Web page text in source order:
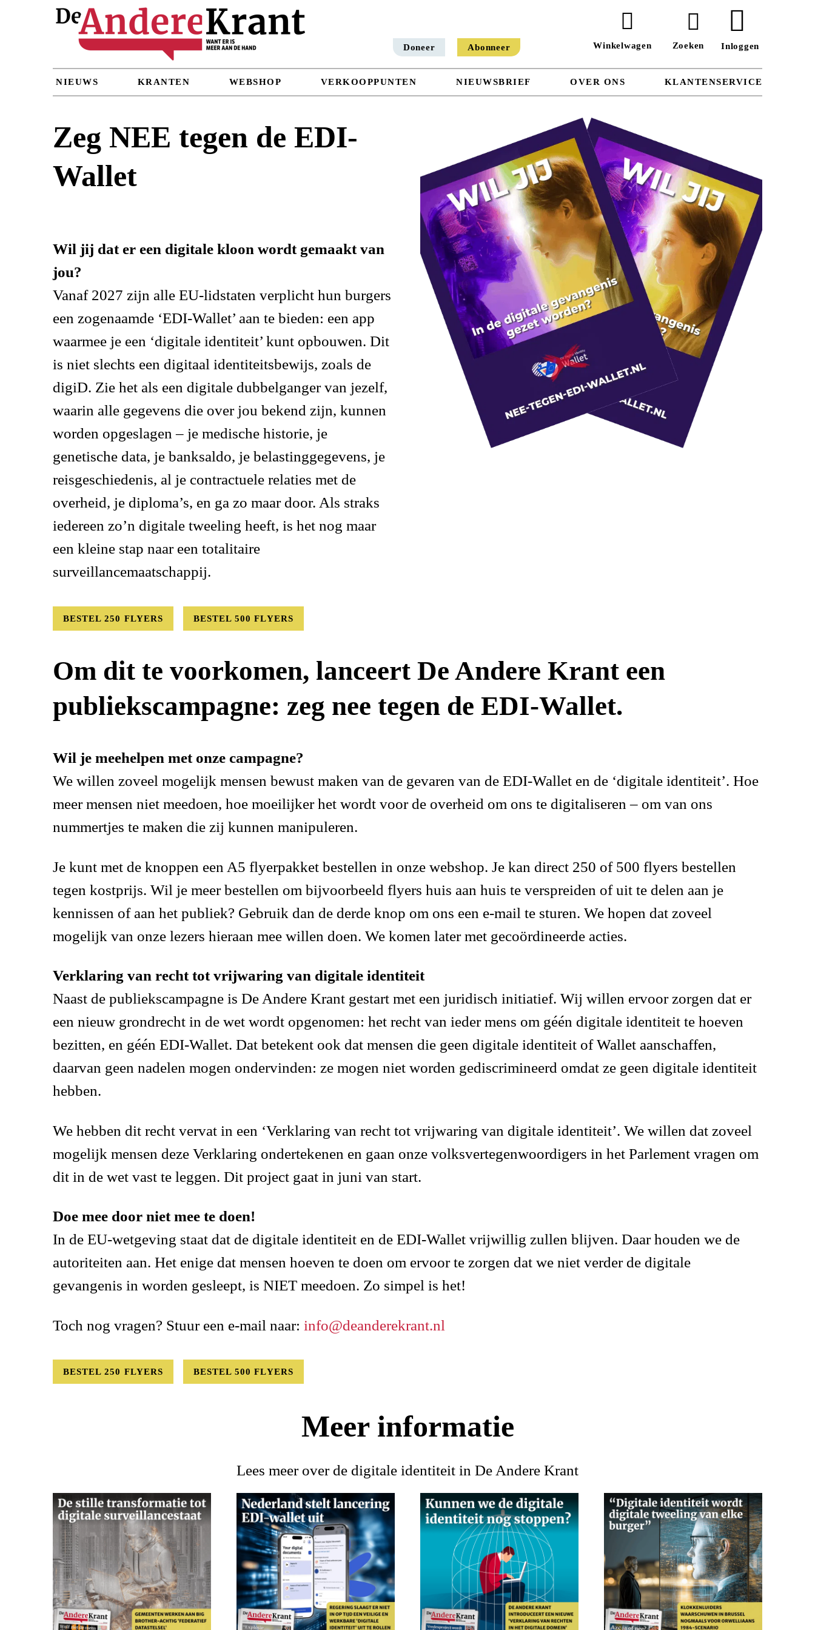
Doneer Abonneer
 
NIEUWS KRANTEN WEBSHOP VERKOOPPUNTEN NIEUWSBRIEF OVER ONS KLANTENSERVICE
Zeg NEE tegen de EDI-
Wallet
Wil jij dat er een digitale kloon wordt gemaakt van
jou?
Vanaf 2027 zijn alle EU-lidstaten verplicht hun burgers
een zogenaamde ‘EDI-Wallet’ aan te bieden: een app
waarmee je een ‘digitale identiteit’ kunt opbouwen. Dit
is niet slechts een digitaal identiteitsbewijs, zoals de
digiD. Zie het als een digitale dubbelganger van jezelf,
waarin alle gegevens die over jou bekend zijn, kunnen
worden opgeslagen – je medische historie, je
genetische data, je banksaldo, je belastinggegevens, je
reisgeschiedenis, al je contractuele relaties met de
overheid, je diploma’s, en ga zo maar door. Als straks
iedereen zo’n digitale tweeling heeft, is het nog maar
een kleine stap naar een totalitaire
surveillancemaatschappij.
BESTEL 250 FLYERS BESTEL 500 FLYERS
Om dit te voorkomen, lanceert De Andere Krant een
publiekscampagne: zeg nee tegen de EDI-Wallet.
Wil je meehelpen met onze campagne?
We willen zoveel mogelijk mensen bewust maken van de gevaren van de EDI-Wallet en de ‘digitale identiteit’. Hoe
meer mensen niet meedoen, hoe moeilijker het wordt voor de overheid om ons te digitaliseren – om van ons
nummertjes te maken die zij kunnen manipuleren.
Je kunt met de knoppen een A5 flyerpakket bestellen in onze webshop. Je kan direct 250 of 500 flyers bestellen
tegen kostprijs. Wil je meer bestellen om bijvoorbeeld flyers huis aan huis te verspreiden of uit te delen aan je
kennissen of aan het publiek? Gebruik dan de derde knop om ons een e-mail te sturen. We hopen dat zoveel
mogelijk van onze lezers hieraan mee willen doen. We komen later met gecoördineerde acties.
Verklaring van recht tot vrijwaring van digitale identiteit
Naast de publiekscampagne is De Andere Krant gestart met een juridisch initiatief. Wij willen ervoor zorgen dat er
een nieuw grondrecht in de wet wordt opgenomen: het recht van ieder mens om géén digitale identiteit te hoeven
bezitten, en géén EDI-Wallet. Dat betekent ook dat mensen die geen digitale identiteit of Wallet aanschaffen,
daarvan geen nadelen mogen ondervinden: ze mogen niet worden gediscrimineerd omdat ze geen digitale identiteit
hebben.
We hebben dit recht vervat in een ‘Verklaring van recht tot vrijwaring van digitale identiteit’. We willen dat zoveel
mogelijk mensen deze Verklaring ondertekenen en gaan onze volksvertegenwoordigers in het Parlement vragen om
dit in de wet vast te leggen. Dit project gaat in juni van start.
Doe mee door niet mee te doen!
In de EU-wetgeving staat dat de digitale identiteit en de EDI-Wallet vrijwillig zullen blijven. Daar houden we de
autoriteiten aan. Het enige dat mensen hoeven te doen om ervoor te zorgen dat we niet verder de digitale
gevangenis in worden gesleept, is NIET meedoen. Zo simpel is het!
Toch nog vragen? Stuur een e-mail naar: info@deanderekrant.nl
BESTEL 250 FLYERS BESTEL 500 FLYERS
Meer informatie
Lees meer over de digitale identiteit in De Andere Krant